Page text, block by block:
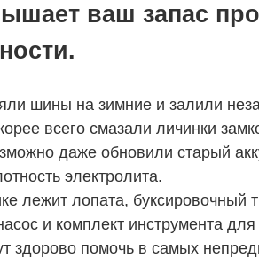
ваш запас
шины на зимние и залили
всего смазали личинки
даже обновили старый
электролита.
лежит лопата, буксировочный
и комплект инструмента
здорово помочь в самых